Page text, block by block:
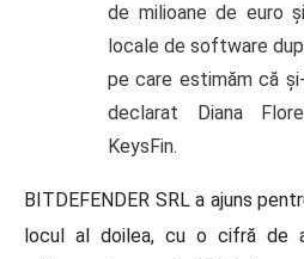
de milioane de euro
locale de software
pe care estimăm că
declarat Diana
KeysFin.
BITDEFENDER SRL a ajuns
locul al doilea, cu o cifră de